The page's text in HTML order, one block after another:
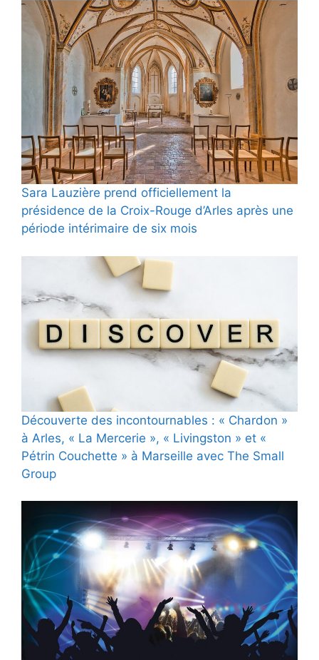
Sara Lauzière prend officiellement la
présidence de la Croix-Rouge d’Arles après une
période intérimaire de six mois
Découverte des incontournables : « Chardon »
à Arles, « La Mercerie », « Livingston » et «
Pétrin Couchette » à Marseille avec The Small
Group